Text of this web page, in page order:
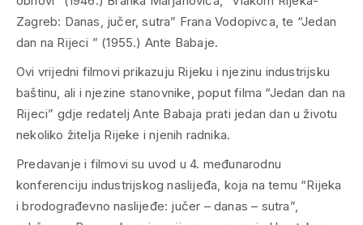
Zagreb: Danas, jučer, sutra” Frana Vodopivca, te “Jedan
dan na Rijeci ” (1955.) Ante Babaje.
Ovi vrijedni filmovi prikazuju Rijeku i njezinu industrijsku
baštinu, ali i njezine stanovnike, poput filma “Jedan dan na
Rijeci” gdje redatelj Ante Babaja prati jedan dan u životu
nekoliko žitelja Rijeke i njenih radnika.
Predavanje i filmovi su uvod u 4. međunarodnu
konferenciju industrijskog naslijeđa, koja na temu “Rijeka
i brodograđevno naslijeđe: jučer – danas – sutra”,